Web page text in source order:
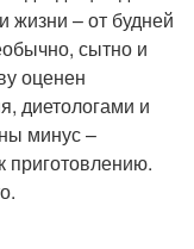
жизни – от будней
сытно и
оценен
диетологами и
минус –
приготовлению.